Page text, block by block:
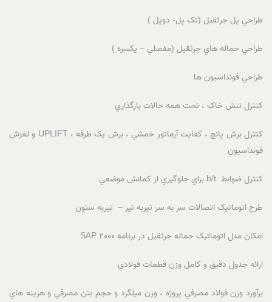
طراحي پل جرثقيل (تک پل- دوپل )
طراحي حماله هاي جرثقيل (مفصلي – يکسره )
طراحي فونداسيون ها
کنترل تنش خاک ، تحت همه حالات بارگذاري
کنترل برش پانچ ، کفايت آرماتور خمشي ، برش يک طرفه ، UPLIFT و لغزش
فونداسيون
کنترل ضوابط b/t براي جلوگيري از کمانش موضعي
طرح اتوماتيک اتصالات سر به سر تيربه تير – تيربه ستون
امکان مدل اتوماتيک حماله جرثقيل در برنامه SAP 2000
ارائه جدول دقيق و کامل وزن قطعات فولادي
برآورد وزن فولاد مصرفي پروژه ، وزن ميلگرد و حجم بتن مصرفي و هزينه هاي